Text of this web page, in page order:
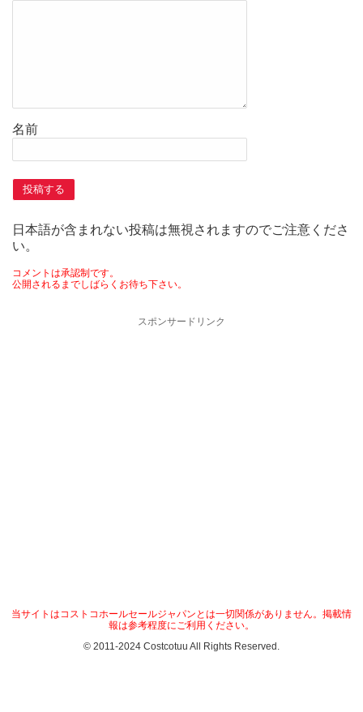
名前
日本語が含まれない投稿は無視されますのでご注意くださ
い。
コメントは承認制です。
公開されるまでしばらくお待ち下さい。
スポンサードリンク
当サイトはコストコホールセールジャパンとは一切関係がありません。掲載情
報は参考程度にご利用ください。
© 2011-2024 Costcotuu All Rights Reserved.